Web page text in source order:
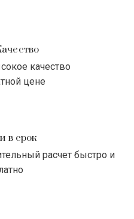
качество
цене
в срок
расчет быстро и